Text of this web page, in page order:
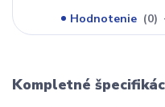
Hodnotenie
0
Kompletné